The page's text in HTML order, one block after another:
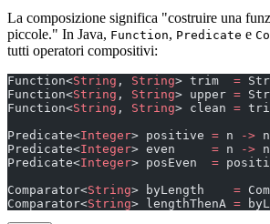
La composizione significa "costruire una
piccole." In Java, Function, Predicate e
tutti operatori compositivi:
Function<String , String> trim =
Function<String , String> upper =
Function<String , String> clean =
Predicate<Integer> positive = n -> n
Predicate<Integer> even = n -> n
Predicate<Integer> posEven =
Comparator<String> byLength =
Comparator<String> lengthThenA =